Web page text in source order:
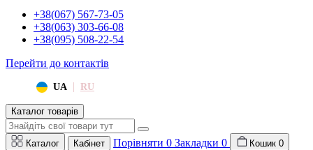
+38(067) 567-73-05
+38(063) 303-66-08
+38(095) 508-22-54
Перейти до контактів
UA | RU
Каталог товарів
Каталог Кабінет Порівняти 0 Закладки 0 Кошик 0